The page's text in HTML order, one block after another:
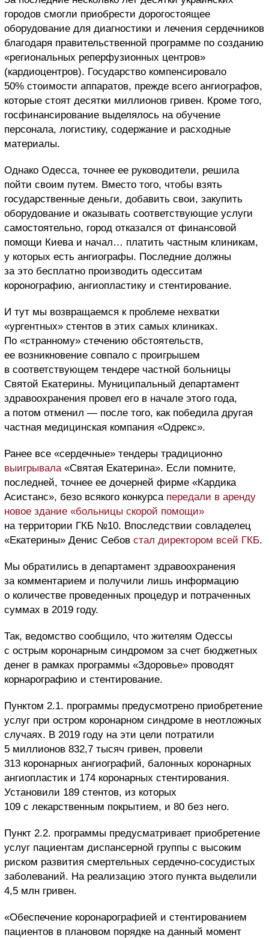
городов смогли приобрести дорогостоящее
оборудование для диагностики и лечения сердечников
благодаря правительственной программе по созданию
«региональных реперфузионных центров»
(кардиоцентров). Государство компенсировало
50% стоимости аппаратов, прежде всего ангиографов,
которые стоят десятки миллионов гривен. Кроме того,
госфинансирование выделялось на обучение
персонала, логистику, содержание и расходные
материалы.
Однако Одесса, точнее ее руководители, решила
пойти своим путем. Вместо того, чтобы взять
государственные деньги, добавить свои, закупить
оборудование и оказывать соответствующие услуги
самостоятельно, город отказался от финансовой
помощи Киева и начал… платить частным клиникам,
у которых есть ангиографы. Последние должны
за это бесплатно производить одесситам
коронографию, ангиопластику и стентирование.
И тут мы возвращаемся к проблеме нехватки
«ургентных» стентов в этих самых клиниках.
По «странному» стечению обстоятельств,
ее возникновение совпало с проигрышем
в соответствующем тендере частной больницы
Святой Екатерины. Муниципальный департамент
здравоохранения провел его в начале этого года,
а потом отменил — после того, как победила другая
частная медицинская компания «Одрекс».
Ранее все «сердечные» тендеры традиционно
выигрывала «Святая Екатерина». Если помните,
последней, точнее ее дочерней фирме «Кардика
Асистанс», безо всякого конкурса передали в аренду
новое здание «больницы скорой помощи»
на территории ГКБ №10. Впоследствии совладелец
«Екатерины» Денис Себов стал директором всей ГКБ.
Мы обратились в департамент здравоохранения
за комментарием и получили лишь информацию
о количестве проведенных процедур и потраченных
суммах в 2019 году.
Так, ведомство сообщило, что жителям Одессы
с острым коронарным синдромом за счет бюджетных
денег в рамках программы «Здоровье» проводят
корнарографию и стентирование.
Пунктом 2.1. программы предусмотрено приобретение
услуг при остром коронарном синдроме в неотложных
случаях. В 2019 году на эти цели потратили
5 миллионов 832,7 тысяч гривен, провели
313 коронарных ангиографий, балонных коронарных
ангиопластик и 174 коронарных стентирования.
Установили 189 стентов, из которых
109 с лекарственным покрытием, и 80 без него.
Пункт 2.2. программы предусматривает приобретение
услуг пациентам диспансерной группы с высоким
риском развития смертельных сердечно-сосудистых
заболеваний. На реализацию этого пункта выделили
4,5 млн гривен.
«Обеспечение коронарографией и стентированием
пациентов в плановом порядке на данный момент